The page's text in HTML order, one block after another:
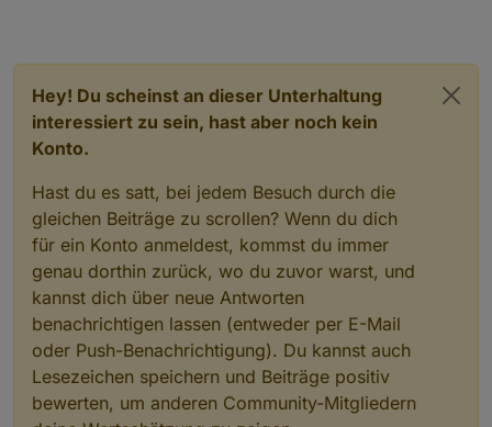
Hey! Du scheinst an dieser Unterhaltung
interessiert zu sein, hast aber noch kein
Konto.
Hast du es satt, bei jedem Besuch durch die
gleichen Beiträge zu scrollen? Wenn du dich
für ein Konto anmeldest, kommst du immer
genau dorthin zurück, wo du zuvor warst, und
kannst dich über neue Antworten
benachrichtigen lassen (entweder per E-Mail
oder Push-Benachrichtigung). Du kannst auch
Lesezeichen speichern und Beiträge positiv
bewerten, um anderen Community-Mitgliedern